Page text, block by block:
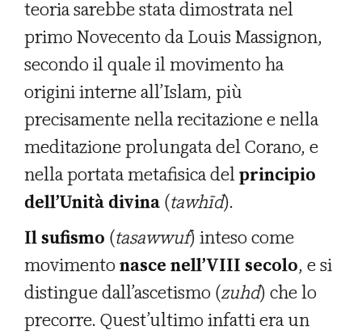
teoria sarebbe stata dimostrata nel
primo Novecento da Louis Massignon,
secondo il quale il movimento ha
origini interne all’Islam, più
precisamente nella recitazione e nella
meditazione prolungata del Corano, e
nella portata metafisica delprincipio
dell’Unità divina (tawhīd).
Il sufismo (tasawwuf) inteso come
movimentonasce nell’VIII secolo, e si
distingue dall’ascetismo (zuhd) che lo
precorre. Quest’ultimo infatti era un